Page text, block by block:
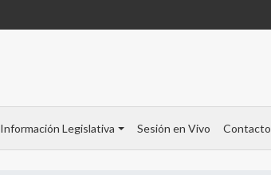
Información Legislativa Sesión en Vivo Contacto